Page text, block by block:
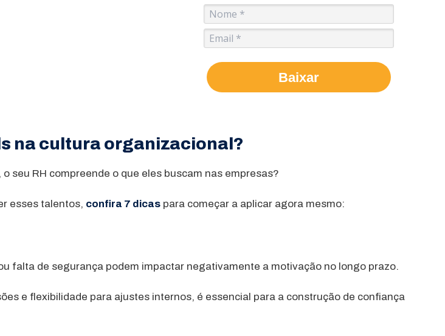
Baixar
na cultura organizacional?
seu RH compreende o que eles buscam nas empresas?
esses talentos, confira 7 dicas para começar a aplicar agora mesmo:
falta de segurança podem impactar negativamente a motivação no longo prazo.
e flexibilidade para ajustes internos, é essencial para a construção de confiança